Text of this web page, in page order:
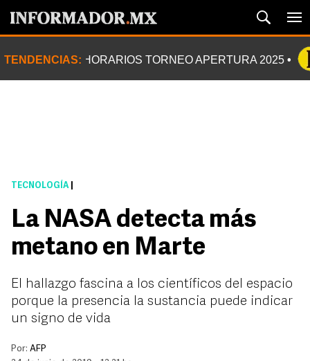
TENDENCIAS: HORARIOS TORNEO APERTURA 2025
TECNOLOGÍA
La NASA detecta más
metano en Marte
El hallazgo fascina a los científicos del espacio
porque la presencia la sustancia puede indicar
un signo de vida
Por: AFP